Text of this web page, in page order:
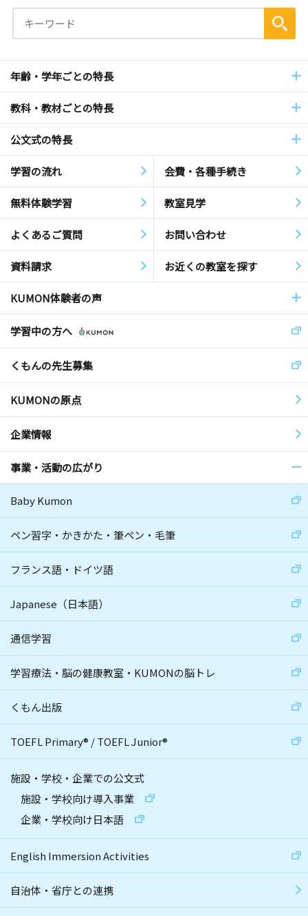
年齢・学年ごとの特長
教科・教材ごとの特長
公文式の特長
学習の流れ 会費・各種手続き
無料体験学習 教室見学
よくあるご質問 お問い合わせ
資料請求 お近くの教室を探す
KUMON体験者の声
学習中の方へ
くもんの先生募集
KUMONの原点
企業情報
事業・活動の広がり
Baby Kumon
ペン習字・かきかた・筆ペン・毛筆
フランス語・ドイツ語
Japanese（日本語）
通信学習
学習療法・脳の健康教室・KUMONの脳トレ
くもん出版
TOEFL Primary® /TOEFL Junior®
施設・学校・企業での公文式
施設・学校向け導入事業
企業・学校向け日本語
English Immersion Activities
自治体・省庁との連携